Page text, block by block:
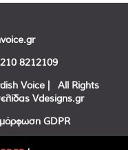
210 8212109
Voice | All Rights
Vdesigns.gr
GDPR